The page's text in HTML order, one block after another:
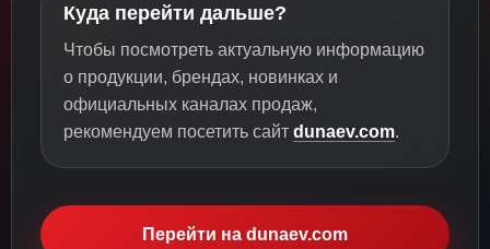
Куда перейти дальше?
Чтобы посмотреть актуальную информацию
о продукции, брендах, новинках и
официальных каналах продаж,
рекомендуем посетить сайт dunaev.com.
Перейти на dunaev.com